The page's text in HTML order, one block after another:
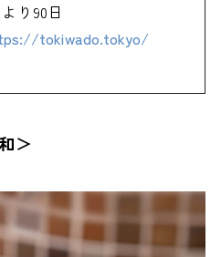
り90日
tokiwado.tokyo/
＞